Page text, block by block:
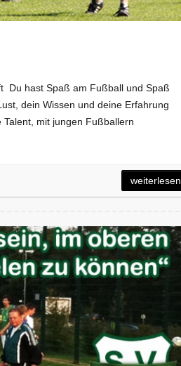
Du hast Spaß am Fußball und Spaß
dein Wissen und deine Erfahrung
mit jungen Fußballern
weiterlesen